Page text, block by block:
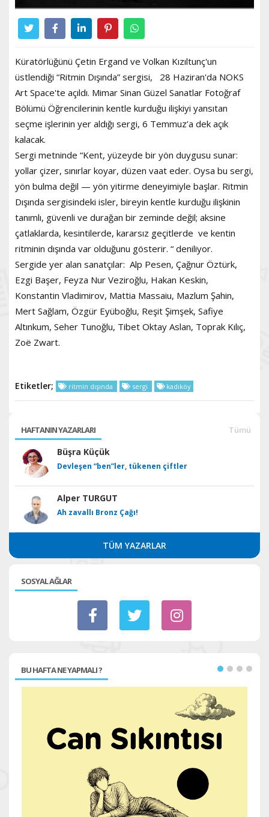
Küratörlüğünü Çetin Ergand ve Volkan Kızıltunç'un
üstlendiği “Ritmin Dışında” sergisi, 28 Haziran'da NOKS
Art Space'te açıldı. Mimar Sinan Güzel Sanatlar Fotoğraf
Bölümü Öğrencilerinin kentle kurduğu ilişkiyi yansıtan
seçme işlerinin yer aldığı sergi, 6 Temmuz’a dek açık
kalacak.
Sergi metninde “Kent, yüzeyde bir yön duygusu sunar:
yollar çizer, sınırlar koyar, düzen vaat eder. Oysa bu sergi,
yön bulma değil — yön yitirme deneyimiyle başlar. Ritmin
Dışında sergisindeki isler, bireyin kentle kurduğu ilişkinin
tanımlı, güvenli ve durağan bir zeminde değil; aksine
çatlaklarda, kesintilerde, kararsız geçitlerde ve kentin
ritminin dışında var olduğunu gösterir. “ deniliyor.
Sergide yer alan sanatçılar: Alp Pesen, Çağnur Öztürk,
Ezgi Başer, Feyza Nur Veziroğlu, Hakan Keskin,
Konstantin Vladimirov, Mattia Massaiu, Mazlum Şahin,
Mert Sağlam, Özgür Eyüboğlu, Reşit Şimşek, Safiye
Altınkum, Seher Tunoğlu, Tibet Oktay Aslan, Toprak Kılıç,
Zoë Zwart.
Etiketler; ritmin dışında sergi kadıköy
HAFTANIN YAZARLARI Tümü
Büşra Küçük
Devleşen “ben”ler, tükenen çiftler
Alper TURGUT
Ah zavallı Bronz Çağı!
TÜM YAZARLAR
SOSYAL AĞLAR
BU HAFTA NE YAPMALI ?